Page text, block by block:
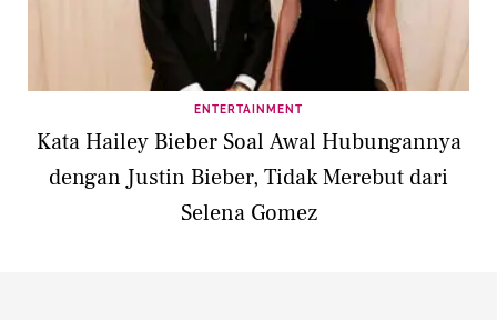
ENTERTAINMENT
Kata Hailey Bieber Soal Awal Hubungannya
dengan Justin Bieber, Tidak Merebut dari
Selena Gomez